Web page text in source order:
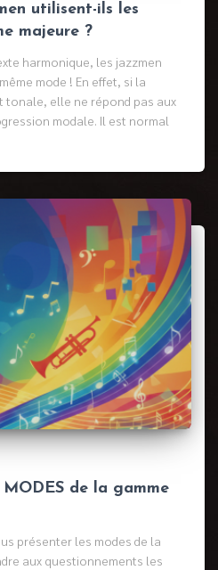
utilisent-ils les
majeure ?
harmonique, les jazzmen
mode ! En effet, si la
tonale, elle ne répond pas aux
modale. Il est normal
de la gamme
présenter les modes de la
aux questionnements les